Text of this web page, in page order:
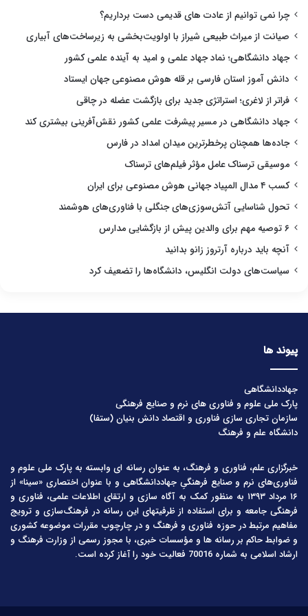
چرا نمی توانیم از عادت های قدیمی دست برداریم؟
صیانت از میراث طبیعی شیراز با اولویت‌بخشی به زیرساخت‌های آبیاری
جهاد دانشگاهی؛ نماد جهاد علمی و امید به آینده علمی کشور
دانش آموز استان فارسی بر قله هوش مصنوعی جهان ایستاد
فراتر از لاغری؛ استراتژی جدید برای بازگشت عضله در چاقی
جهاد دانشگاهی در مسیر پیشرفت علمی کشور نقش‌آفرینی بیشتری کند
جاده‌ها همچنان پرخطرترین میدان امداد در فارس
موسیقی ترسناک عامل مؤثر فیلم‌های ترسناک
کسب ۴ مدال المپیاد جهانی هوش مصنوعی برای ایران
تحول شناسایی آتش‌سوزی‌های جنگلی با فناوری‌های هوشمند
۶ توصیه مهم برای والدین پیش از بازگشایی مدارس
آنچه باید درباره آرتروز زانو بدانید
سیاست‌های دولت انگلیس، دانشگاه‌ها را تضعیف کرد
پیوند ها
جهاددانشگاهی
پارک ملی علوم و فناوری های نرم و صنایع فرهنگی
سازمان تجاری سازی فناوری و اقتصاد دانش بنیان (ستفا)
دانشگاه علم و فرهنگ
خبرگزاری علم، فناوری و فرهنگ، به عنوان رسانه ای وابسته به پارک ملی علوم و
فناوری‌های نرم و صنایع فرهنگیِ جهاددانشگاهی و با عنوان اختصاری «سینا» از
۱۶ مرداد ۱۳۹۳ به منظور کمک به آگاه سازی و ارتقای اطلاعات علمی، فناوری و
فرهنگی جامعه و برای استفاده از ظرفیتهای این رسانه در فرهنگ‌سازی و ترویج
مفاهیم مرتبط در حوزه فناوری و فرهنگ و در چارچوب مقررات موضوعه کشوری
و ضوابط حاکم بر رسانه ها و مؤسسات خبری، با مجوز رسمی از وزارت فرهنگ و
ارشاد اسلامی به شماره 70016 فعالیت خود را آغاز کرده است.